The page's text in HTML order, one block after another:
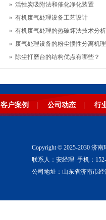
» 活性炭吸附法和催化净化装置
» 有机废气处理设备工艺设计
» 有机废气处理的热破坏法技术分析
» 废气处理设备的粉尘惯性分离机理
» 除尘打磨台的结构优点有哪些？
客户案例 公司动态 行
Copyright © 2025-2030 济
联系人：安经理 手机：
公司地址：山东省济南市